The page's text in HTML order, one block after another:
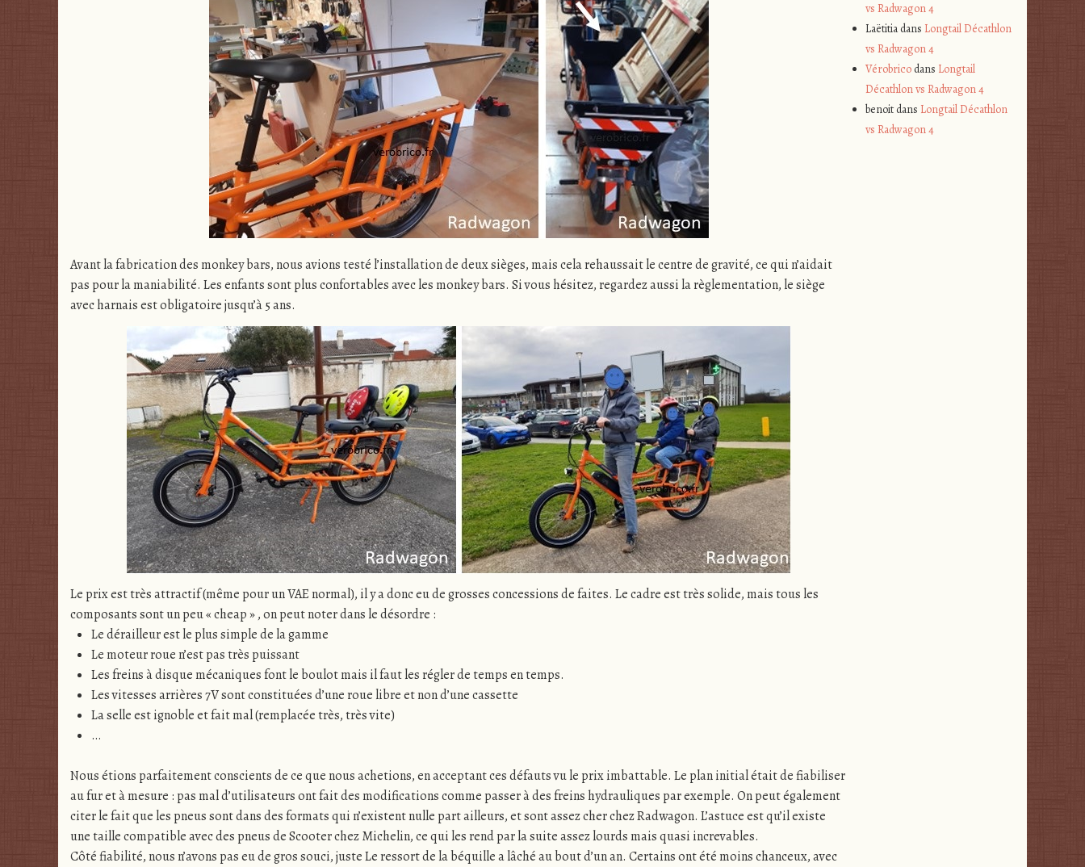
Avant la fabrication des monkey bars, nous avions testé l’installation de deux sièges, mais cela rehaussait le centre de gravité, ce qui n’aidait
pas pour la maniabilité. Les enfants sont plus confortables avec les monkey bars. Si vous hésitez, regardez aussi la règlementation, le siège
avec harnais est obligatoire jusqu’à 5 ans.
Le prix est très attractif (même pour un VAE normal), il y a donc eu de grosses concessions de faites. Le cadre est très solide, mais tous les
composants sont un peu « cheap » , on peut noter dans le désordre :
Le dérailleur est le plus simple de la gamme
Le moteur roue n’est pas très puissant
Les freins à disque mécaniques font le boulot mais il faut les régler de temps en temps.
Les vitesses arrières 7V sont constituées d’une roue libre et non d’une cassette
La selle est ignoble et fait mal (remplacée très, très vite)
…
Nous étions parfaitement conscients de ce que nous achetions, en acceptant ces défauts vu le prix imbattable. Le plan initial était de fiabiliser
au fur et à mesure : pas mal d’utilisateurs ont fait des modifications comme passer à des freins hydrauliques par exemple. On peut également
citer le fait que les pneus sont dans des formats qui n’existent nulle part ailleurs, et sont assez cher chez Radwagon. L’astuce est qu’il existe
une taille compatible avec des pneus de Scooter chez Michelin, ce qui les rend par la suite assez lourds mais quasi increvables.
Côté fiabilité, nous n’avons pas eu de gros souci, juste Le ressort de la béquille a lâché au bout d’un an. Certains ont été moins chanceux, avec
vs Radwagon 4
Laëtitiadans Longtail Décathlon
vs Radwagon 4
Vérobricodans Longtail
Décathlon vs Radwagon 4
benoitdans Longtail Décathlon
vs Radwagon 4